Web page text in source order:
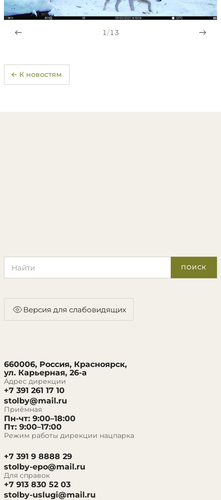
1/13
← К новостям
ПОИСК
Версия для слабовидящих
660006, Россия, Красноярск,
ул. Карьерная, 26-а
Адрес дирекции
+7 391 261 17 10
stolby@mail.ru
Приёмная
Пн-чт: 9:00–18:00
Пт: 9:00–17:00
Режим работы дирекции нацпарка
+7 391 9 8888 29
stolby-epo@mail.ru
Для справок
+7 913 830 52 03
stolby-uslugi@mail.ru